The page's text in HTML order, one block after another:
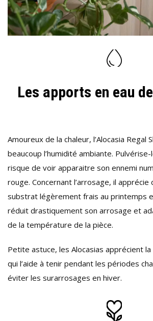
Les apports en eau
Amoureux de la chaleur, l’Alocasia Regal
beaucoup l’humidité ambiante.
risque de voir apparaitre son ennemi
rouge. Concernant l’arrosage, il apprécie
substrat légèrement frais au printemps
réduit drastiquement son arrosage et
de la température de la pièce.
Petite astuce, les Alocasias apprécient
qui l’aide à tenir pendant les périodes
éviter les surarrosages en hiver.